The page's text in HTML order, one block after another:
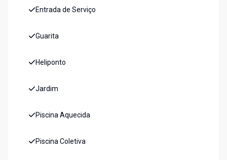
Entrada de Serviço
Guarita
Heliponto
Jardim
Piscina Aquecida
Piscina Coletiva